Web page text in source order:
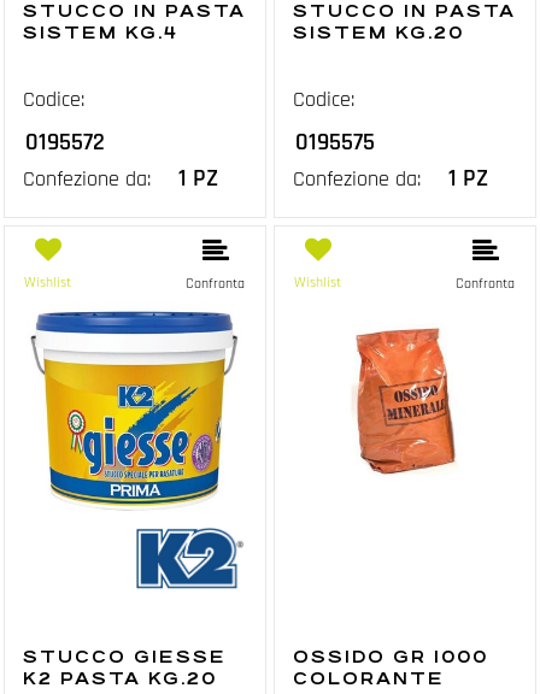
STUCCO IN PASTA
SISTEM KG.4
Codice:
0195572
Confezione da: 1 PZ
STUCCO IN PASTA
SISTEM KG.20
Codice:
0195575
Confezione da: 1 PZ
Wishlist Confronta
STUCCO GIESSE
K2 PASTA KG.20
Wishlist Confronta
OSSIDO GR 1000
COLORANTE